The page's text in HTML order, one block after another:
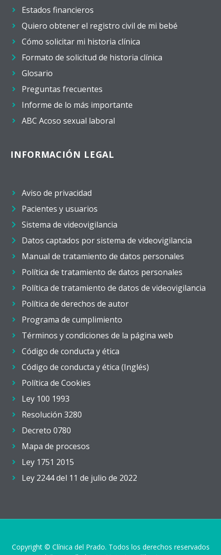
Estados financieros
Quiero obtener el registro civil de mi bebé
Cómo solicitar mi historia clínica
Formato de solicitud de historia clínica
Glosario
Preguntas frecuentes
Informe de lo más importante
ABC Acoso sexual laboral
INFORMACIÓN LEGAL
Aviso de privacidad
Pacientes y usuarios
Sistema de videovigilancia
Datos captados por sistema de videovigilancia
Manual de tratamiento de datos personales
Política de tratamiento de datos personales
Política de tratamiento de datos de videovigilancia
Política de derechos de autor
Programa de cumplimiento
Términos y condiciones de la página web
Código de conducta y ética
Código de conducta y ética (Inglés)
Política de Cookies
Ley 100 1993
Resolución 3280
Decreto 0780
Mapa de procesos
Ley 1751 2015
Ley 2244 del 11 de julio de 2022
Copyright © Clínica del Prado. Todos los derechos reservados